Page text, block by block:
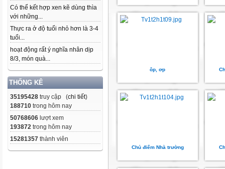
Có thể kết hợp xen kẽ dùng thìa
với những...
Thực ra ở độ tuổi nhỏ hơn là 3-4
tuổi...
hoạt động rất ý nghĩa nhân dịp
8/3, món quà...
THỐNG KÊ
35195428 truy cập (chi tiết)
188710 trong hôm nay
50768606 lượt xem
193872 trong hôm nay
15281357 thành viên
ôp, ơp
Chủ điểm Nhà trường